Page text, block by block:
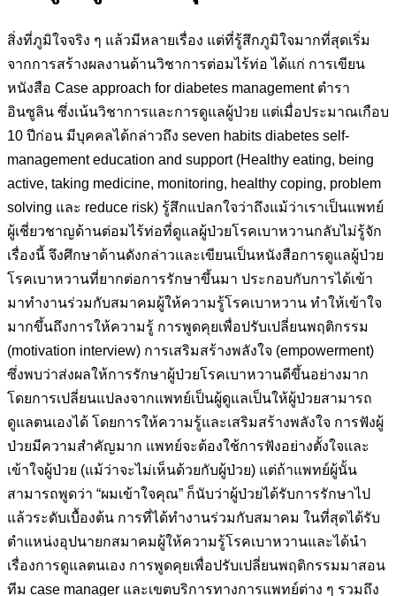
สิ่งที่ภูมิใจจริง ๆ แล้วมีหลายเรื่อง แต่ที่รู้สึกภูมิใจมากที่สุดเริ่ม
จากการสร้างผลงานด้านวิชาการต่อมไร้ท่อ ได้แก่ การเขียน
หนังสือ Case approach for diabetes management ตำรา
อินซูลิน ซึ่งเน้นวิชาการและการดูแลผู้ป่วย แต่เมื่อประมาณเกือบ
10 ปีก่อน มีบุคคลได้กล่าวถึง seven habits diabetes self-
management education and support (Healthy eating, being
active, taking medicine, monitoring, healthy coping, problem
solving และ reduce risk) รู้สึกแปลกใจว่าถึงแม้ว่าเราเป็นแพทย์
ผู้เชี่ยวชาญด้านต่อมไร้ท่อที่ดูแลผู้ป่วยโรคเบาหวานกลับไม่รู้จัก
เรื่องนี้ จึงศึกษาด้านดังกล่าวและเขียนเป็นหนังสือการดูแลผู้ป่วย
โรคเบาหวานที่ยากต่อการรักษาขึ้นมา ประกอบกับการได้เข้า
มาทำงานร่วมกับสมาคมผู้ให้ความรู้โรคเบาหวาน ทำให้เข้าใจ
มากขึ้นถึงการให้ความรู้ การพูดคุยเพื่อปรับเปลี่ยนพฤติกรรม
(motivation interview) การเสริมสร้างพลังใจ (empowerment)
ซึ่งพบว่าส่งผลให้การรักษาผู้ป่วยโรคเบาหวานดีขึ้นอย่างมาก
โดยการเปลี่ยนแปลงจากแพทย์เป็นผู้ดูแลเป็นให้ผู้ป่วยสามารถ
ดูแลตนเองได้ โดยการให้ความรู้และเสริมสร้างพลังใจ การฟังผู้
ป่วยมีความสำคัญมาก แพทย์จะต้องใช้การฟังอย่างตั้งใจและ
เข้าใจผู้ป่วย (แม้ว่าจะไม่เห็นด้วยกับผู้ป่วย) แต่ถ้าแพทย์ผู้นั้น
สามารถพูดว่า “ผมเข้าใจคุณ” ก็นับว่าผู้ป่วยได้รับการรักษาไป
แล้วระดับเบื้องต้น การที่ได้ทำงานร่วมกับสมาคม ในที่สุดได้รับ
ตำแหน่งอุปนายกสมาคมผู้ให้ความรู้โรคเบาหวานและได้นำ
เรื่องการดูแลตนเอง การพูดคุยเพื่อปรับเปลี่ยนพฤติกรรมมาสอน
ทีม case manager และเขตบริการทางการแพทย์ต่าง ๆ รวมถึง